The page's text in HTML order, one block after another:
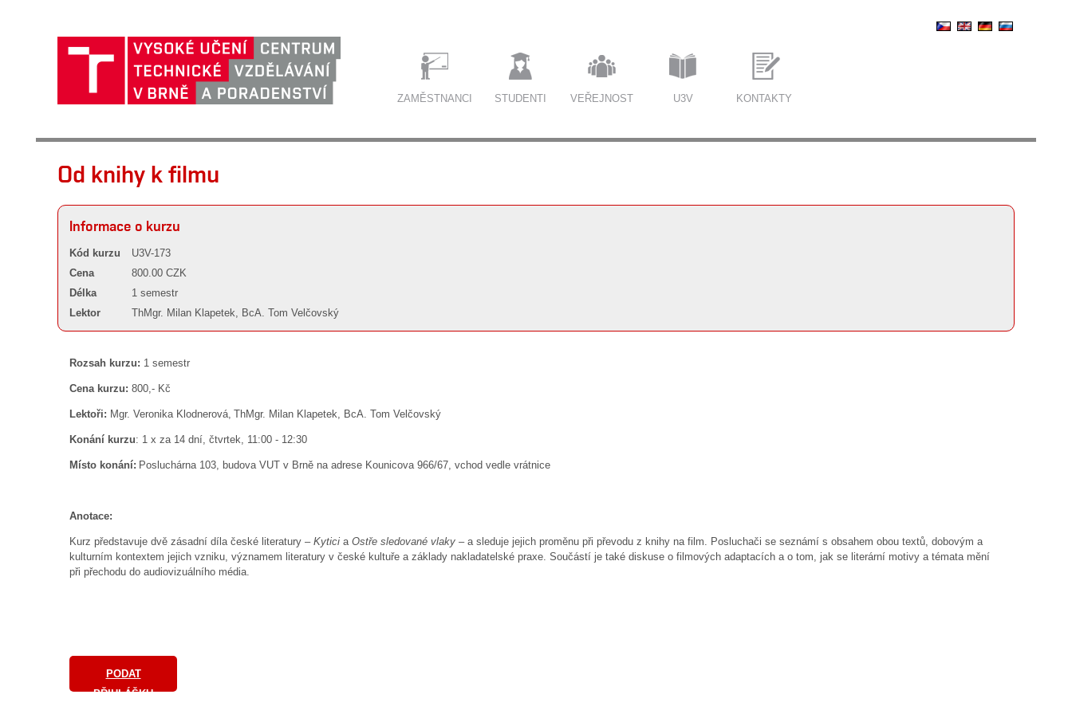
ZAMĚSTNANCI STUDENTI VEŘEJNOST U3V KONTAKTY
Od knihy k filmu
Informace o kurzu
Kód kurzu
U3V-173
Cena
800.00 CZK
Délka
1 semestr
Lektor
ThMgr. Milan Klapetek, BcA. Tom Velčovský
Rozsah kurzu: 1 semestr
Cena kurzu: 800,- Kč
Lektoři: Mgr. Veronika Klodnerová, ThMgr. Milan Klapetek, BcA. Tom Velčovský
Konání kurzu: 1 x za 14 dní, čtvrtek, 11:00 - 12:30
Místo konání: Posluchárna 103, budova VUT v Brně na adrese Kounicova 966/67, vchod vedle vrátnice
Anotace:
Kurz představuje dvě zásadní díla české literatury – Kytici a Ostře sledované vlaky – a sleduje jejich proměnu při převodu z knihy na film. Posluchači se seznámí s obsahem obou textů, dobovým a
kulturním kontextem jejich vzniku, významem literatury v české kultuře a základy nakladatelské praxe. Součástí je také diskuse o filmových adaptacích a o tom, jak se literární motivy a témata mění
při přechodu do audiovizuálního média.
PODAT
PŘIHLÁŠKU